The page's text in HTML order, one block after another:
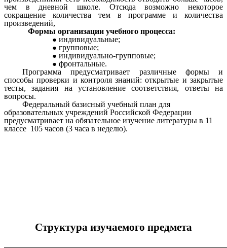
чем в дневной школе. Отсюда возможно некоторое
сокращение количества тем в программе и количества
произведений,
Формы организации учебного процесса:
индивидуальные;
групповые;
индивидуально-групповые;
фронтальные.
Программа предусматривает различные формы и
способы проверки и контроля знаний: открытые и закрытые
тесты, задания на установление соответствия, ответы на
вопросы.
Федеральный базисный учебный план для
образовательных учреждений Российской Федерации
предусматривает на обязательное изучение литературы в 11
классе 105 часов (3 часа в неделю).
Структура изучаемого предмета